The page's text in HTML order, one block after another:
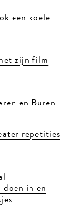
een koele
zijn film
en Buren
repetities
doen in en